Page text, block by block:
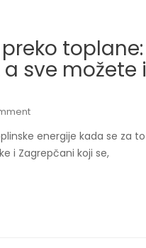
toplane:
sve možete i
energije kada se za to
i Zagrepčani koji se,